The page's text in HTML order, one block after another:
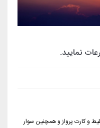
نمایید.
و کارت پرواز و همچنین سوار